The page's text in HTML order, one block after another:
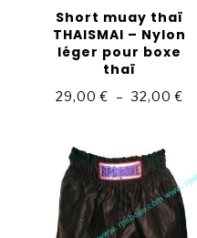
Short muay thaï
THAISMAI – Nylon
léger pour boxe
thaï
29,00€ – 32,00€
à